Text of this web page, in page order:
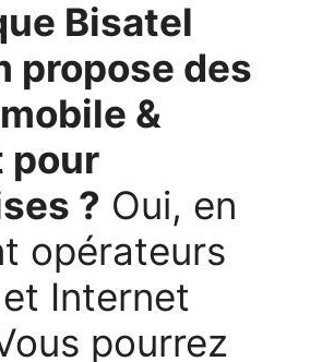
Bisatel
propose des
&
pour
? Oui, en
opérateurs
Internet
pourrez